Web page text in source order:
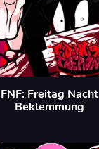
FNF: Freitag Nacht
Beklemmung